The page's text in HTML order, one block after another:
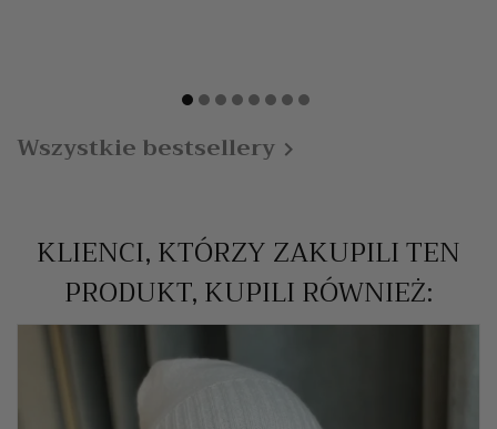
Wszystkie bestsellery 
KLIENCI, KTÓRZY ZAKUPILI TEN
PRODUKT, KUPILI RÓWNIEŻ: